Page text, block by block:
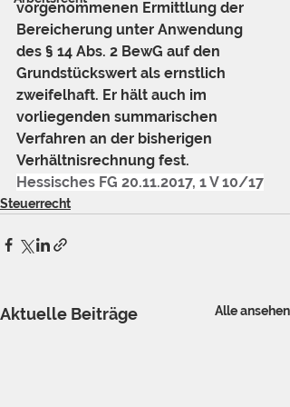
vorgenommenen Ermittlung der
Bereicherung unter Anwendung
des § 14 Abs. 2 BewG auf den
Grundstückswert als ernstlich
zweifelhaft. Er hält auch im
vorliegenden summarischen
Verfahren an der bisherigen
Verhältnisrechnung fest.
Hessisches FG 20.11.2017, 1 V 10/17
Steuerrecht
Aktuelle Beiträge Alle ansehen